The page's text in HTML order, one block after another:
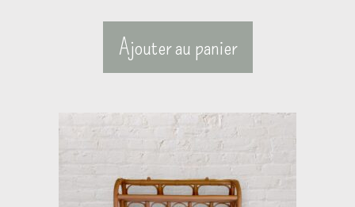
Ajouter au panier